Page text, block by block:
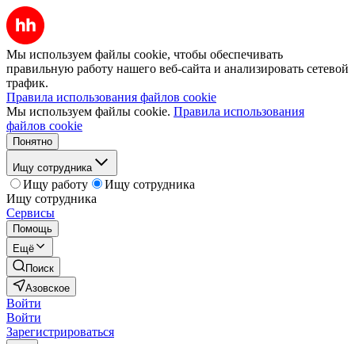
Мы используем файлы cookie, чтобы обеспечивать
правильную работу нашего веб-сайта и анализировать сетевой
трафик.
Правила использования файлов cookie
Мы используем файлы cookie. Правила использования
файлов cookie
Понятно
Ищу сотрудника
Ищу работу
Ищу сотрудника
Ищу сотрудника
Сервисы
Помощь
Ещё
Поиск
Азовское
Войти
Войти
Зарегистрироваться